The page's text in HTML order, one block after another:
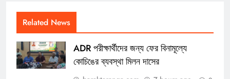
Related News
ADR পরীক্ষার্থীদের জন্য ফের বিনামূল্যে
কোচিঙের ব্যবস্থা মিলন দাসের